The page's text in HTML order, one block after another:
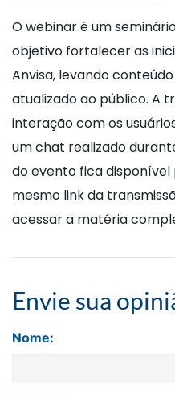
O webinar é um
objetivo fortalecer as
Anvisa, levando
atualizado ao público. A
interação com os
um chat realizado
do evento fica disponível
mesmo link da
acessar a matéria
Envie sua
Nome: